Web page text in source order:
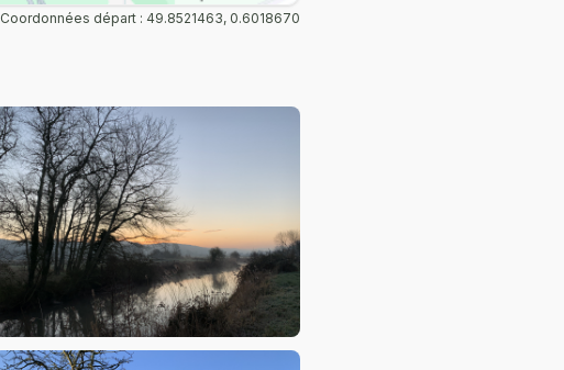
Coordonnées départ : 49.8521463, 0.6018670